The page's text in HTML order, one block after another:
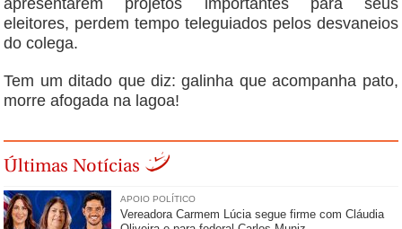
eleitores, perdem tempo teleguiados pelos desvaneios
do colega.
Tem um ditado que diz: galinha que acompanha pato,
morre afogada na lagoa!
Últimas Notícias
APOIO POLÍTICO
Vereadora Carmem Lúcia segue firme com Cláudia